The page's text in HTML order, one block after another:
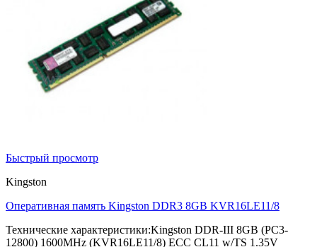
Быстрый просмотр
Kingston
Оперативная память Kingston DDR3 8GB KVR16LE11/8
Технические характеристики:Kingston DDR-III 8GB (PC3-
12800) 1600MHz (KVR16LE11/8) ECC CL11 w/TS 1.35V